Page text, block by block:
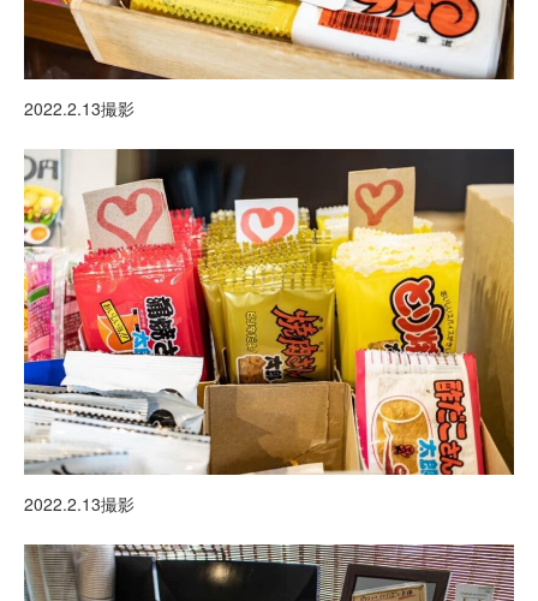
2022.2.13撮影
2022.2.13撮影